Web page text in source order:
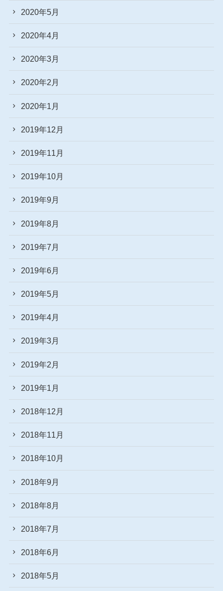
2020年5月
2020年4月
2020年3月
2020年2月
2020年1月
2019年12月
2019年11月
2019年10月
2019年9月
2019年8月
2019年7月
2019年6月
2019年5月
2019年4月
2019年3月
2019年2月
2019年1月
2018年12月
2018年11月
2018年10月
2018年9月
2018年8月
2018年7月
2018年6月
2018年5月